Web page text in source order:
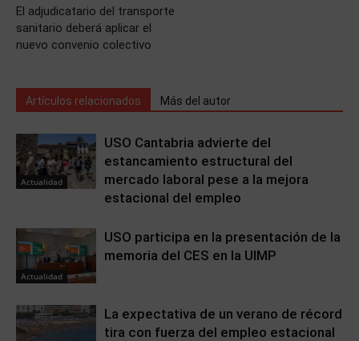
El adjudicatario del transporte
sanitario deberá aplicar el
nuevo convenio colectivo
Artículos relacionados Más del autor
Actualidad
USO Cantabria advierte del
estancamiento estructural del
mercado laboral pese a la mejora
estacional del empleo
Actualidad
USO participa en la presentación de la
memoria del CES en la UIMP
La expectativa de un verano de récord
tira con fuerza del empleo estacional